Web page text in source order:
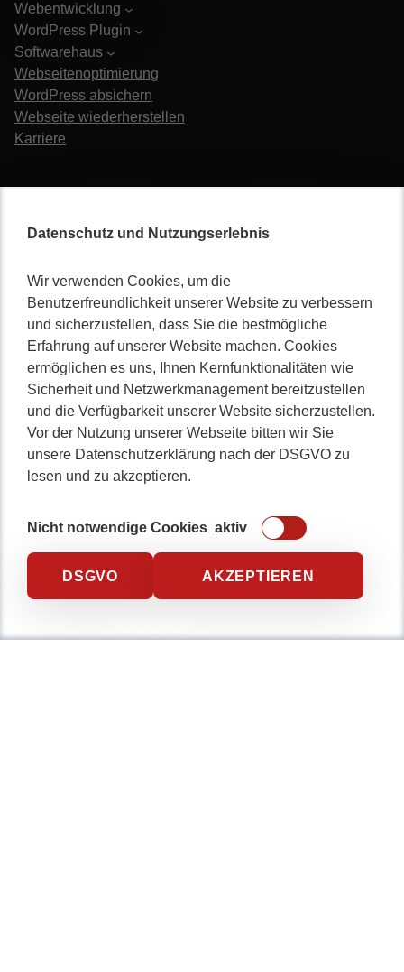
Datenschutz und Nutzungserlebnis
Wir verwenden Cookies, um die
Benutzerfreundlichkeit unserer Website zu verbessern
und sicherzustellen, dass Sie die bestmögliche
Erfahrung auf unserer Website machen. Cookies
ermöglichen es uns, Ihnen Kernfunktionalitäten wie
Sicherheit und Netzwerkmanagement bereitzustellen
und die Verfügbarkeit unserer Website sicherzustellen.
Vor der Nutzung unserer Webseite bitten wir Sie
unsere Datenschutzerklärung nach der DSGVO zu
lesen und zu akzeptieren.
Nicht notwendige Cookies aktiv
DSGVO AKZEPTIEREN
Webentwicklung
WordPress Plugin
Softwarehaus
Webseitenoptimierung
WordPress absichern
Webseite wiederherstellen
Karriere
Nicht lange schnacken
gleich durchstarten!
0234 / 904 8115